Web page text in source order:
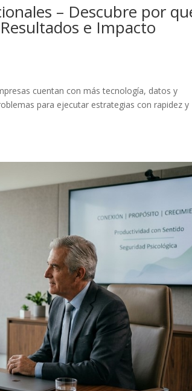
– Descubre por
e Impacto
cuentan con más tecnología, datos y
para ejecutar estrategias con rapidez y